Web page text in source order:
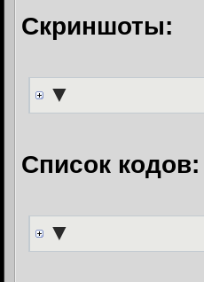
Скриншоты:
▼
Список кодов:
▼